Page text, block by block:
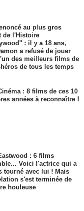
au plus gros
de l'Histoire
: il y a 18 ans,
a refusé de jouer
des meilleurs films de
de tous les temps
: 8 films de ces 10
années à reconnaître !
: 6 films
Voici l'actrice qui a
tourné avec lui ! Mais
s'est terminée de
houleuse